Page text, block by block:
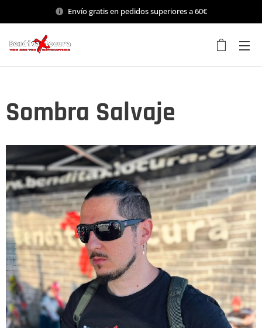
Envío gratis en pedidos superiores a 60€
Sombra Salvaje